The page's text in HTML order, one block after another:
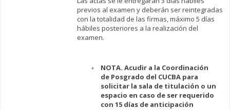
previos al examen y deberán ser reintegradas
con la totalidad de las firmas, máximo 5 días
hábiles posteriores a la realización del
examen.
NOTA. Acudir a la Coordinación
de Posgrado del CUCBA para
solicitar la sala de titulación o un
espacio en caso de ser requerido
con 15 días de anticipación